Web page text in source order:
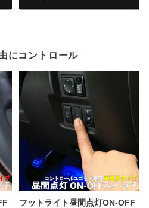
にコントロール
フットライト昼間点灯ON-OFF